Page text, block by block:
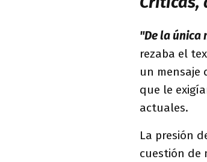
"De la única
rezaba el
un mensaje
que le
actuales.
La presión
cuestión de